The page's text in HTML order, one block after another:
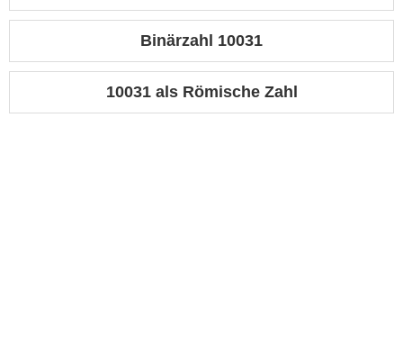
Binärzahl 10031
10031 als Römische Zahl